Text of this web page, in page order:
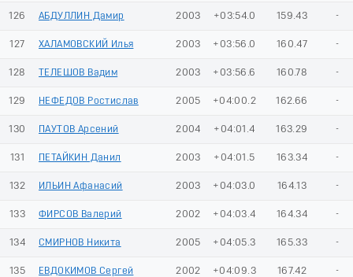
126 АБДУЛЛИН Дамир 2003 +03:54.0 159.43 -
127 ХАЛАМОВСКИЙ Илья 2003 +03:56.0 160.47 -
128 ТЕЛЕШОВ Вадим 2003 +03:56.6 160.78 -
129 НЕФЕДОВ Ростислав 2005 +04:00.2 162.66 -
130 ПАУТОВ Арсений 2004 +04:01.4 163.29 -
131 ПЕТАЙКИН Данил 2003 +04:01.5 163.34 -
132 ИЛЬИН Афанасий 2003 +04:03.0 164.13 -
133 ФИРСОВ Валерий 2002 +04:03.4 164.34 -
134 СМИРНОВ Никита 2005 +04:05.3 165.33 -
135 ЕВДОКИМОВ Сергей 2002 +04:09.3 167.42 -